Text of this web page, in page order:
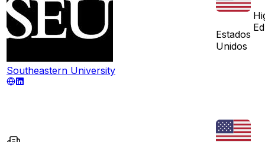
Southeastern University
Estados
Unidos